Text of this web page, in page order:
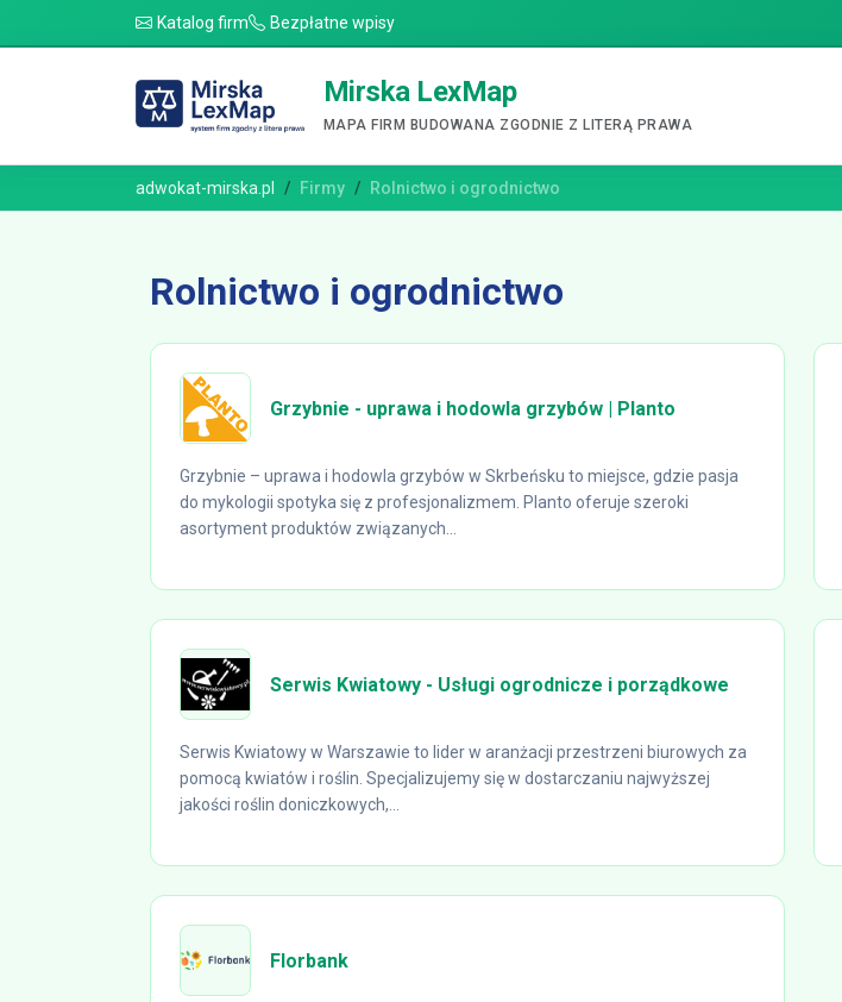
Katalog firm Bezpłatne wpisy
Mirska LexMap
MAPA FIRM BUDOWANA ZGODNIE Z LITERĄ PRAWA
adwokat-mirska.pl Firmy Rolnictwo i ogrodnictwo
Rolnictwo i ogrodnictwo
Grzybnie - uprawa i hodowla grzybów | Planto
Grzybnie – uprawa i hodowla grzybów w Skrbeńsku to miejsce, gdzie pasja
do mykologii spotyka się z profesjonalizmem. Planto oferuje szeroki
asortyment produktów związanych...
Serwis Kwiatowy - Usługi ogrodnicze i porządkowe
Serwis Kwiatowy w Warszawie to lider w aranżacji przestrzeni biurowych za
pomocą kwiatów i roślin. Specjalizujemy się w dostarczaniu najwyższej
jakości roślin doniczkowych,...
Florbank